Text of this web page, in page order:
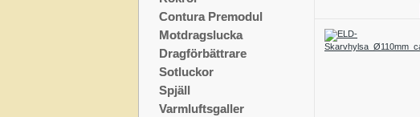
Contura Premodul
Motdragslucka
Dragförbättrare
Sotluckor
Spjäll
Varmluftsgaller